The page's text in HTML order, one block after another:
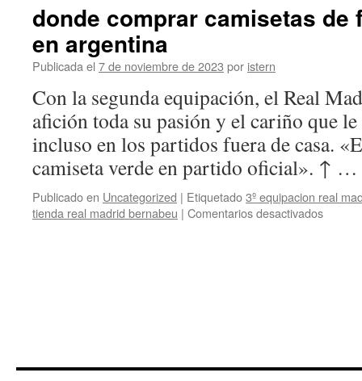
donde comprar camisetas de
en argentina
Publicada el 7 de noviembre de 2023 por istern
Con la segunda equipación, el Real
afición toda su pasión y el cariño que
incluso en los partidos fuera de casa.
camiseta verde en partido oficial». ↑ …
Publicado en Uncategorized | Etiquetado3º equipacion real
tienda real madrid bernabeu | Comentarios desactivadosen